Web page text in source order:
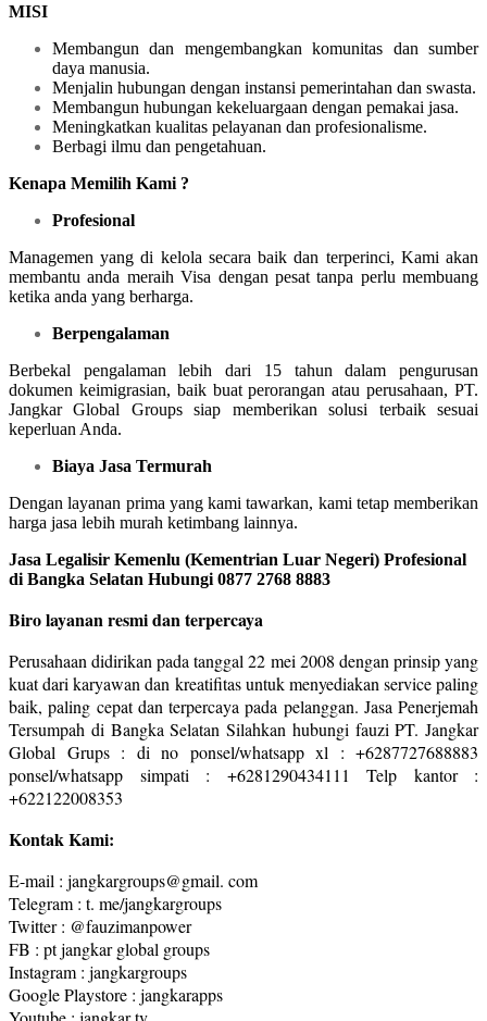
MISI
Membangun dan mengembangkan komunitas dan sumber
daya manusia.
Menjalin hubungan dengan instansi pemerintahan dan swasta.
Membangun hubungan kekeluargaan dengan pemakai jasa.
Meningkatkan kualitas pelayanan dan profesionalisme.
Berbagi ilmu dan pengetahuan.
Kenapa Memilih Kami ?
Profesional
Managemen yang di kelola secara baik dan terperinci, Kami akan
membantu anda meraih Visa dengan pesat tanpa perlu membuang
ketika anda yang berharga.
Berpengalaman
Berbekal pengalaman lebih dari 15 tahun dalam pengurusan
dokumen keimigrasian, baik buat perorangan atau perusahaan, PT.
Jangkar Global Groups siap memberikan solusi terbaik sesuai
keperluan Anda.
Biaya Jasa Termurah
Dengan layanan prima yang kami tawarkan, kami tetap memberikan
harga jasa lebih murah ketimbang lainnya.
Jasa Legalisir Kemenlu (Kementrian Luar Negeri) Profesional
di Bangka Selatan Hubungi 0877 2768 8883
Biro layanan resmi dan terpercaya
Perusahaan didirikan pada tanggal 22 mei 2008 dengan prinsip yang
kuat dari karyawan dan kreatifitas untuk menyediakan service paling
baik, paling cepat dan terpercaya pada pelanggan. Jasa Penerjemah
Tersumpah di Bangka Selatan Silahkan hubungi fauzi PT. Jangkar
Global Grups : di no ponsel/whatsapp xl : +6287727688883
ponsel/whatsapp simpati : +6281290434111 Telp kantor :
+622122008353
Kontak Kami:
E-mail : jangkargroups@gmail. com
Telegram : t. me/jangkargroups
Twitter : @fauzimanpower
FB : pt jangkar global groups
Instagram : jangkargroups
Google Playstore : jangkarapps